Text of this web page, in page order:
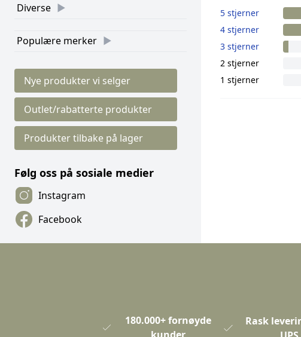
Diverse
Populære merker
Nye produkter vi selger
Outlet/rabatterte produkter
Produkter tilbake på lager
Følg oss på sosiale medier
Instagram
Facebook
5 stjerner
4 stjerner
3 stjerner
2 stjerner
1 stjerner
180.000+ fornøyde
Rask